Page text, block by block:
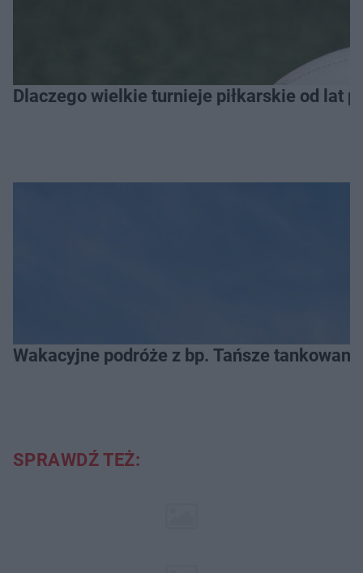
Dlaczego wielkie turnieje piłkarskie od lat
Wakacyjne podróże z bp. Tańsze
SPRAWDŹ TEŻ: